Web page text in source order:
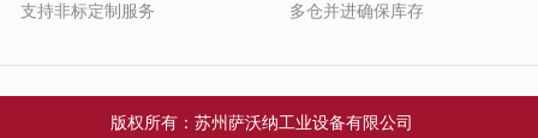
支持非标定制服务 多仓并进确保库存
版权所有：苏州萨沃纳工业设备有限公司